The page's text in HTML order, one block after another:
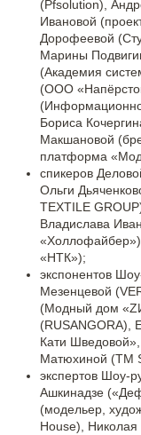
(Pfsolution),
Ивановой
Дорофеевой
Марины
(Академия
(ООО
Бориса
Макшановой
платформа
спикеров
Ольги
TEXTILE
Владислава
«НТК»);
экспонентов
Мезенцевой
(Модный дом
(RUSANGORA),
Кати
Матюхиной (ТМ
экспертов Шоу-
Ашкинадзе
(модельер,
House), Николая